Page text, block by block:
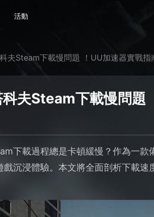
活動
夫Steam下載慢問題 ！UU加速器實戰指
夫Steam下載慢問題
下載過程總是卡頓緩慢？作為一
沉浸體驗。本文將全面剖析下載速